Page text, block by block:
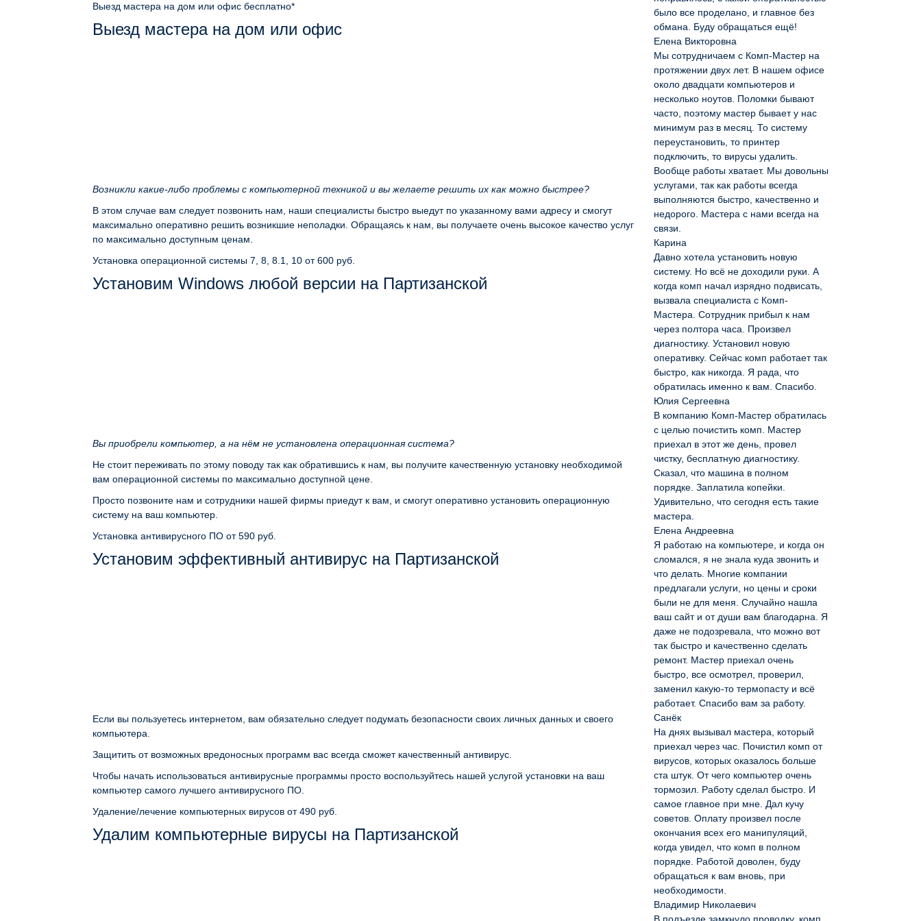
Выезд мастера на дом или офис бесплатно*
Выезд мастера на дом или офис
Возникли какие-либо проблемы с компьютерной техникой и вы желаете решить их как можно быстрее?
В этом случае вам следует позвонить нам, наши специалисты быстро выедут по указанному вами адресу и смогут
максимально оперативно решить возникшие неполадки. Обращаясь к нам, вы получаете очень высокое качество услуг
по максимально доступным ценам.
Установка операционной системы 7, 8, 8.1, 10 от 600 руб.
Установим Windows любой версии на Партизанской
Вы приобрели компьютер, а на нём не установлена операционная система?
Не стоит переживать по этому поводу так как обратившись к нам, вы получите качественную установку необходимой
вам операционной системы по максимально доступной цене.
Просто позвоните нам и сотрудники нашей фирмы приедут к вам, и смогут оперативно установить операционную
систему на ваш компьютер.
Установка антивирусного ПО от 590 руб.
Установим эффективный антивирус на Партизанской
Если вы пользуетесь интернетом, вам обязательно следует подумать безопасности своих личных данных и своего
компьютера.
Защитить от возможных вредоносных программ вас всегда сможет качественный антивирус.
Чтобы начать использоваться антивирусные программы просто воспользуйтесь нашей услугой установки на ваш
компьютер самого лучшего антивирусного ПО.
Удаление/лечение компьютерных вирусов от 490 руб.
Удалим компьютерные вирусы на Партизанской
было все проделано, и главное без
обмана. Буду обращаться ещё!
Елена Викторовна
Мы сотрудничаем с Комп-Мастер на
протяжении двух лет. В нашем офисе
около двадцати компьютеров и
несколько ноутов. Поломки бывают
часто, поэтому мастер бывает у нас
минимум раз в месяц. То систему
переустановить, то принтер
подключить, то вирусы удалить.
Вообще работы хватает. Мы довольны
услугами, так как работы всегда
выполняются быстро, качественно и
недорого. Мастера с нами всегда на
связи.
Карина
Давно хотела установить новую
систему. Но всё не доходили руки. А
когда комп начал изрядно подвисать,
вызвала специалиста с Комп-
Мастера. Сотрудник прибыл к нам
через полтора часа. Произвел
диагностику. Установил новую
оперативку. Сейчас комп работает так
быстро, как никогда. Я рада, что
обратилась именно к вам. Спасибо.
Юлия Сергеевна
В компанию Комп-Мастер обратилась
с целью почистить комп. Мастер
приехал в этот же день, провел
чистку, бесплатную диагностику.
Сказал, что машина в полном
порядке. Заплатила копейки.
Удивительно, что сегодня есть такие
мастера.
Елена Андреевна
Я работаю на компьютере, и когда он
сломался, я не знала куда звонить и
что делать. Многие компании
предлагали услуги, но цены и сроки
были не для меня. Случайно нашла
ваш сайт и от души вам благодарна. Я
даже не подозревала, что можно вот
так быстро и качественно сделать
ремонт. Мастер приехал очень
быстро, все осмотрел, проверил,
заменил какую-то термопасту и всё
работает. Спасибо вам за работу.
Санёк
На днях вызывал мастера, который
приехал через час. Почистил комп от
вирусов, которых оказалось больше
ста штук. От чего компьютер очень
тормозил. Работу сделал быстро. И
самое главное при мне. Дал кучу
советов. Оплату произвел после
окончания всех его манипуляций,
когда увидел, что комп в полном
порядке. Работой доволен, буду
обращаться к вам вновь, при
необходимости.
Владимир Николаевич